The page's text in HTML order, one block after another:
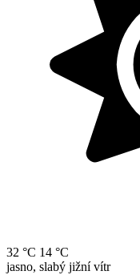
32 °C 14 °C
jasno, slabý jižní vítr